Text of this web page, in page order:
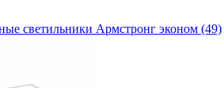
светильники Армстронг эконом (49)